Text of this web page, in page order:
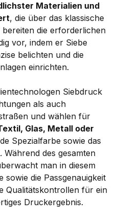
Materialien und
, die über das klassische
bereiten die erforderlichen
vor, indem er Siebe
belichten und die
einrichten.
Siebdruck
als auch
und wählen für
Glas, Metall oder
Spezialfarbe sowie das
Während des gesamten
man in diesem
die Passgenauigkeit
Qualitätskontrollen für ein
Druckergebnis.